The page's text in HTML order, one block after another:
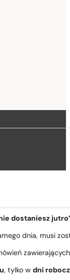
dostaniesz
dnia, musi
, tylko w dni